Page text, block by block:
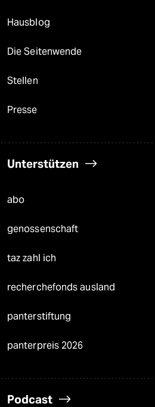
Hausblog
Die Seitenwende
Stellen
Presse
Unterstützen
abo
genossenschaft
taz zahl ich
recherchefonds ausland
panterstiftung
panterpreis 2026
Podcast